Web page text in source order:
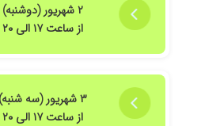
۲ شهریور (دوشنبه)
از ساعت ۱۷ الی ۲۰
۳ شهریور (سه شنبه)
از ساعت ۱۷ الی ۲۰